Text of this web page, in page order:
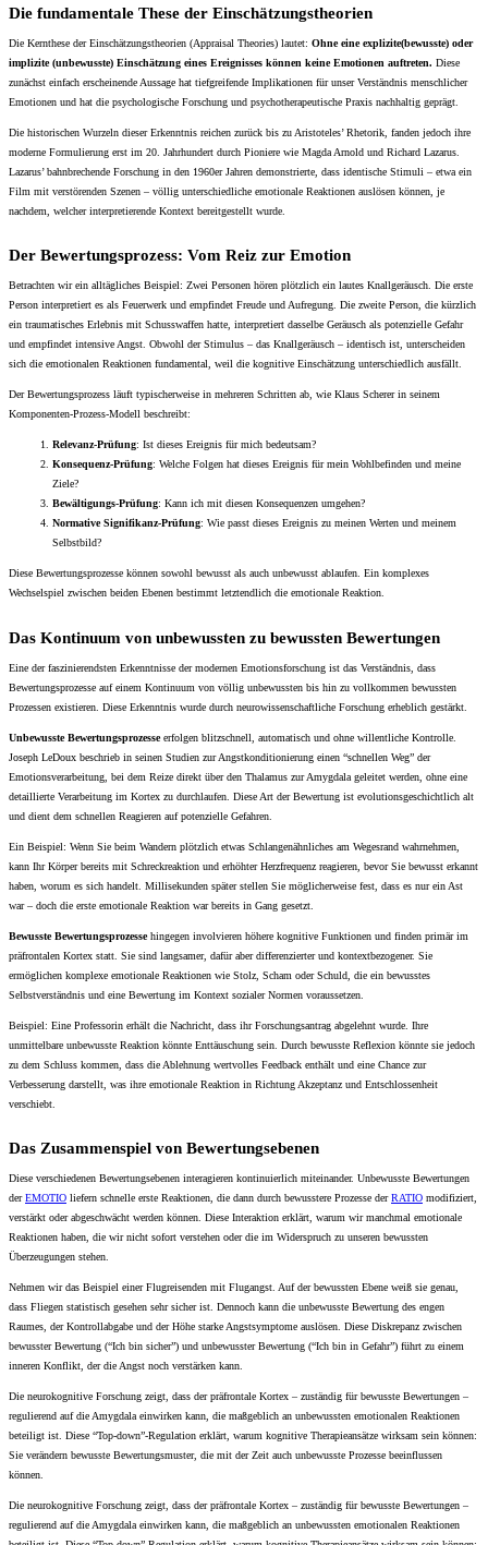
Die fundamentale These der Einschätzungstheorien
Die Kernthese der Einschätzungstheorien (Appraisal Theories) lautet: Ohne eine explizite(bewusste) oder
implizite (unbewusste) Einschätzung eines Ereignisses können keine Emotionen auftreten. Diese
zunächst einfach erscheinende Aussage hat tiefgreifende Implikationen für unser Verständnis menschlicher
Emotionen und hat die psychologische Forschung und psychotherapeutische Praxis nachhaltig geprägt.
Die historischen Wurzeln dieser Erkenntnis reichen zurück bis zu Aristoteles’ Rhetorik, fanden jedoch ihre
moderne Formulierung erst im 20. Jahrhundert durch Pioniere wie Magda Arnold und Richard Lazarus.
Lazarus’ bahnbrechende Forschung in den 1960er Jahren demonstrierte, dass identische Stimuli – etwa ein
Film mit verstörenden Szenen – völlig unterschiedliche emotionale Reaktionen auslösen können, je
nachdem, welcher interpretierende Kontext bereitgestellt wurde.
Der Bewertungsprozess: Vom Reiz zur Emotion
Betrachten wir ein alltägliches Beispiel: Zwei Personen hören plötzlich ein lautes Knallgeräusch. Die erste
Person interpretiert es als Feuerwerk und empfindet Freude und Aufregung. Die zweite Person, die kürzlich
ein traumatisches Erlebnis mit Schusswaffen hatte, interpretiert dasselbe Geräusch als potenzielle Gefahr
und empfindet intensive Angst. Obwohl der Stimulus – das Knallgeräusch – identisch ist, unterscheiden
sich die emotionalen Reaktionen fundamental, weil die kognitive Einschätzung unterschiedlich ausfällt.
Der Bewertungsprozess läuft typischerweise in mehreren Schritten ab, wie Klaus Scherer in seinem
Komponenten-Prozess-Modell beschreibt:
Relevanz-Prüfung: Ist dieses Ereignis für mich bedeutsam?
Konsequenz-Prüfung: Welche Folgen hat dieses Ereignis für mein Wohlbefinden und meine
Ziele?
Bewältigungs-Prüfung: Kann ich mit diesen Konsequenzen umgehen?
Normative Signifikanz-Prüfung: Wie passt dieses Ereignis zu meinen Werten und meinem
Selbstbild?
Diese Bewertungsprozesse können sowohl bewusst als auch unbewusst ablaufen. Ein komplexes
Wechselspiel zwischen beiden Ebenen bestimmt letztendlich die emotionale Reaktion.
Das Kontinuum von unbewussten zu bewussten Bewertungen
Eine der faszinierendsten Erkenntnisse der modernen Emotionsforschung ist das Verständnis, dass
Bewertungsprozesse auf einem Kontinuum von völlig unbewussten bis hin zu vollkommen bewussten
Prozessen existieren. Diese Erkenntnis wurde durch neurowissenschaftliche Forschung erheblich gestärkt.
Unbewusste Bewertungsprozesseerfolgen blitzschnell, automatisch und ohne willentliche Kontrolle.
Joseph LeDoux beschrieb in seinen Studien zur Angstkonditionierung einen “schnellen Weg” der
Emotionsverarbeitung, bei dem Reize direkt über den Thalamus zur Amygdala geleitet werden, ohne eine
detaillierte Verarbeitung im Kortex zu durchlaufen. Diese Art der Bewertung ist evolutionsgeschichtlich alt
und dient dem schnellen Reagieren auf potenzielle Gefahren.
Ein Beispiel: Wenn Sie beim Wandern plötzlich etwas Schlangenähnliches am Wegesrand wahrnehmen,
kann Ihr Körper bereits mit Schreckreaktion und erhöhter Herzfrequenz reagieren, bevor Sie bewusst erkannt
haben, worum es sich handelt. Millisekunden später stellen Sie möglicherweise fest, dass es nur ein Ast
war – doch die erste emotionale Reaktion war bereits in Gang gesetzt.
Bewusste Bewertungsprozessehingegen involvieren höhere kognitive Funktionen und finden primär im
präfrontalen Kortex statt. Sie sind langsamer, dafür aber differenzierter und kontextbezogener. Sie
ermöglichen komplexe emotionale Reaktionen wie Stolz, Scham oder Schuld, die ein bewusstes
Selbstverständnis und eine Bewertung im Kontext sozialer Normen voraussetzen.
Beispiel: Eine Professorin erhält die Nachricht, dass ihr Forschungsantrag abgelehnt wurde. Ihre
unmittelbare unbewusste Reaktion könnte Enttäuschung sein. Durch bewusste Reflexion könnte sie jedoch
zu dem Schluss kommen, dass die Ablehnung wertvolles Feedback enthält und eine Chance zur
Verbesserung darstellt, was ihre emotionale Reaktion in Richtung Akzeptanz und Entschlossenheit
verschiebt.
Das Zusammenspiel von Bewertungsebenen
Diese verschiedenen Bewertungsebenen interagieren kontinuierlich miteinander. Unbewusste Bewertungen
derEMOTIO liefern schnelle erste Reaktionen, die dann durch bewusstere Prozesse derRATIO modifiziert,
verstärkt oder abgeschwächt werden können. Diese Interaktion erklärt, warum wir manchmal emotionale
Reaktionen haben, die wir nicht sofort verstehen oder die im Widerspruch zu unseren bewussten
Überzeugungen stehen.
Nehmen wir das Beispiel einer Flugreisenden mit Flugangst. Auf der bewussten Ebene weiß sie genau,
dass Fliegen statistisch gesehen sehr sicher ist. Dennoch kann die unbewusste Bewertung des engen
Raumes, der Kontrollabgabe und der Höhe starke Angstsymptome auslösen. Diese Diskrepanz zwischen
bewusster Bewertung (“Ich bin sicher”) und unbewusster Bewertung (“Ich bin in Gefahr”) führt zu einem
inneren Konflikt, der die Angst noch verstärken kann.
Die neurokognitive Forschung zeigt, dass der präfrontale Kortex – zuständig für bewusste Bewertungen –
regulierend auf die Amygdala einwirken kann, die maßgeblich an unbewussten emotionalen Reaktionen
beteiligt ist. Diese “Top-down”-Regulation erklärt, warum kognitive Therapieansätze wirksam sein können:
Sie verändern bewusste Bewertungsmuster, die mit der Zeit auch unbewusste Prozesse beeinflussen
können.
Die neurokognitive Forschung zeigt, dass der präfrontale Kortex – zuständig für bewusste Bewertungen –
regulierend auf die Amygdala einwirken kann, die maßgeblich an unbewussten emotionalen Reaktionen